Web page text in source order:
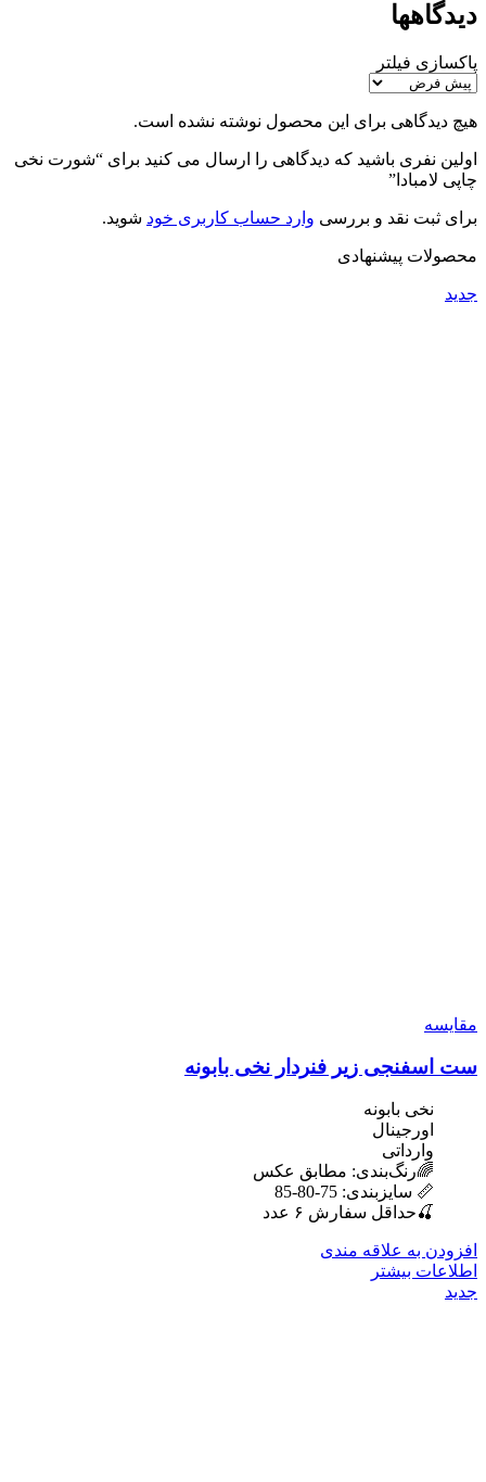
دیدگاهها
پاکسازی فیلتر
هیچ دیدگاهی برای این محصول نوشته نشده است.
اولین نفری باشید که دیدگاهی را ارسال می کنید برای “شورت نخی
چاپی لامبادا”
برای ثبت نقد و بررسی وارد حساب کاربری خود شوید.
محصولات پیشنهادی
جدید
مقایسه
ست اسفنجی زیر فنردار نخی بابونه
نخی بابونه
اورجینال
وارداتی
🌈رنگ‌بندی: مطابق عکس
📏 سایزبندی: 75-80-85
🍒حداقل سفارش ۶ عدد
افزودن به علاقه مندی
اطلاعات بیشتر
جدید